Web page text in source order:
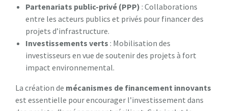
Partenariats public-privé (PPP) : Collaborations
entre les acteurs publics et privés pour financer des
projets d’infrastructure.
Investissements verts : Mobilisation des
investisseurs en vue de soutenir des projets à fort
impact environnemental.
La création de mécanismes de financement innovants
est essentielle pour encourager l’investissement dans